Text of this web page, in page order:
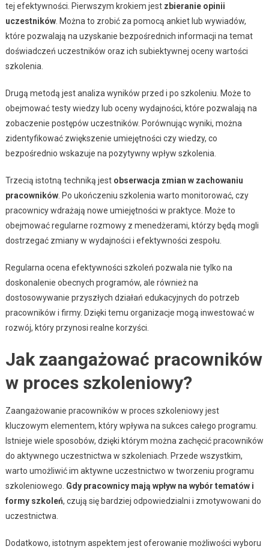
tej efektywności. Pierwszym krokiem jest zbieranie opinii
uczestników. Można to zrobić za pomocą ankiet lub wywiadów,
które pozwalają na uzyskanie bezpośrednich informacji na temat
doświadczeń uczestników oraz ich subiektywnej oceny wartości
szkolenia.
Drugą metodą jest analiza wyników przed i po szkoleniu. Może to
obejmować testy wiedzy lub oceny wydajności, które pozwalają na
zobaczenie postępów uczestników. Porównując wyniki, można
zidentyfikować zwiększenie umiejętności czy wiedzy, co
bezpośrednio wskazuje na pozytywny wpływ szkolenia.
Trzecią istotną techniką jest obserwacja zmian w zachowaniu
pracowników. Po ukończeniu szkolenia warto monitorować, czy
pracownicy wdrażają nowe umiejętności w praktyce. Może to
obejmować regularne rozmowy z menedżerami, którzy będą mogli
dostrzegać zmiany w wydajności i efektywności zespołu.
Regularna ocena efektywności szkoleń pozwala nie tylko na
doskonalenie obecnych programów, ale również na
dostosowywanie przyszłych działań edukacyjnych do potrzeb
pracowników i firmy. Dzięki temu organizacje mogą inwestować w
rozwój, który przynosi realne korzyści.
Jak zaangażować pracowników
w proces szkoleniowy?
Zaangażowanie pracowników w proces szkoleniowy jest
kluczowym elementem, który wpływa na sukces całego programu.
Istnieje wiele sposobów, dzięki którym można zachęcić pracowników
do aktywnego uczestnictwa w szkoleniach. Przede wszystkim,
warto umożliwić im aktywne uczestnictwo w tworzeniu programu
szkoleniowego. Gdy pracownicy mają wpływ na wybór tematów i
formy szkoleń, czują się bardziej odpowiedzialni i zmotywowani do
uczestnictwa.
Dodatkowo, istotnym aspektem jest oferowanie możliwości wyboru